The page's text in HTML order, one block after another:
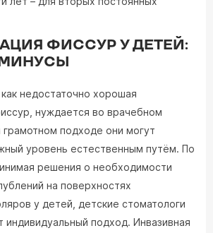
ФИССУР У ДЕТЕЙ:
недостаточно хорошая
нуждается во врачебном
подходе они могут
уровень естественным путём. По
решения о необходимости
на поверхностях
у детей, детские стоматологи
подход. Инвазивная